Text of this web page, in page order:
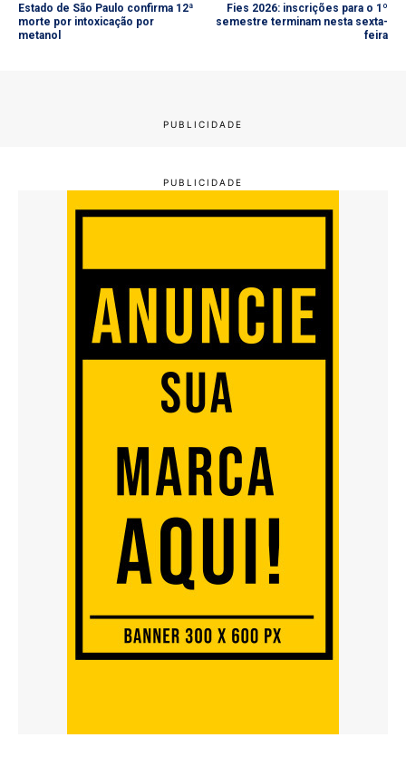
Estado de São Paulo confirma 12ª
morte por intoxicação por
metanol
Fies 2026: inscrições para o 1º
semestre terminam nesta sexta-
feira